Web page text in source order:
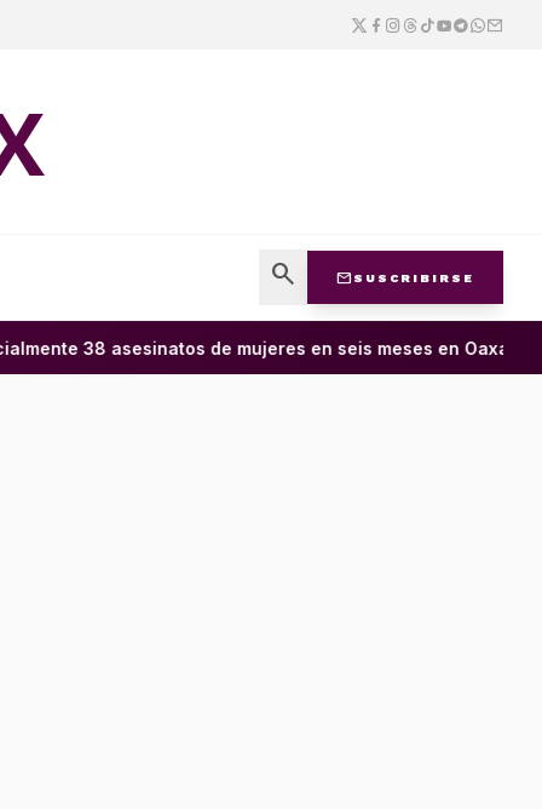
search mail SUSCRIBIRSE
38 asesinatos de mujeres en seis meses en Oaxaca;